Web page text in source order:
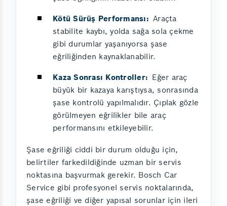
Kötü Sürüş Performansı: Araçta
stabilite kaybı, yolda sağa sola çekme
gibi durumlar yaşanıyorsa şase
eğriliğinden kaynaklanabilir.
Kaza Sonrası Kontroller: Eğer araç
büyük bir kazaya karıştıysa, sonrasında
şase kontrolü yapılmalıdır. Çıplak gözle
görülmeyen eğrilikler bile araç
performansını etkileyebilir.
Şase eğriliği ciddi bir durum olduğu için,
belirtiler farkedildiğinde uzman bir servis
noktasına başvurmak gerekir. Bosch Car
Service gibi profesyonel servis noktalarında,
şase eğriliği ve diğer yapısal sorunlar için ileri